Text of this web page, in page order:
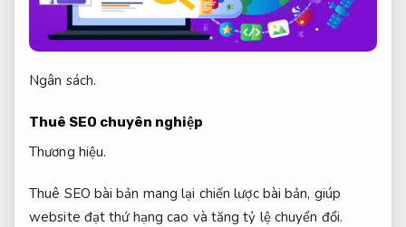
Ngân sách.
Thuê SEO chuyên nghiệp
Thương hiệu.
Thuê SEO bài bản mang lại chiến lược bài bản, giúp
website đạt thứ hạng cao và tăng tỷ lệ chuyển đổi.